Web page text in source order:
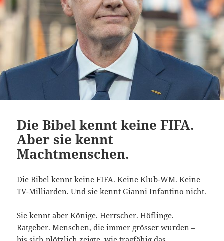
Die Bibel kennt keine FIFA.
Aber sie kennt
Machtmenschen.
Die Bibel kennt keine FIFA. Keine Klub-WM. Keine
TV-Milliarden. Und sie kennt Gianni Infantino nicht.
Sie kennt aber Könige. Herrscher. Höflinge.
Ratgeber. Menschen, die immer grösser wurden –